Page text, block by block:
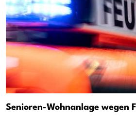
Senioren-Wohnanlage wegen